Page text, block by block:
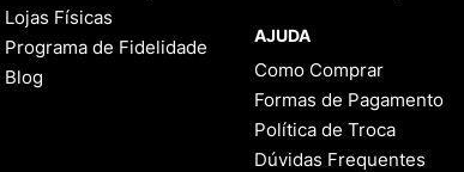
Lojas Físicas
Programa de Fidelidade
Blog
AJUDA
Como Comprar
Formas de Pagamento
Política de Troca
Dúvidas Frequentes